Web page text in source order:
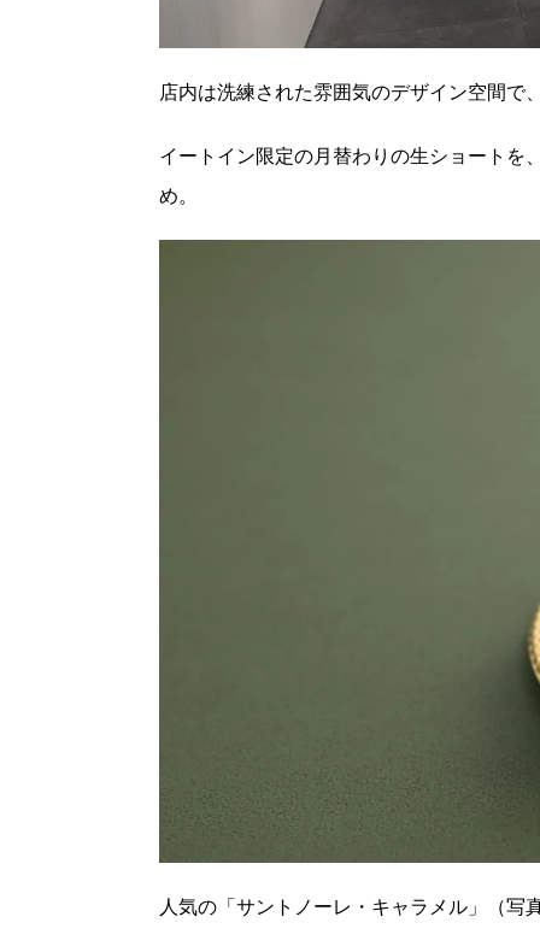
店内は洗練された雰囲気のデザイン空間で
イートイン限定の月替わりの生ショートを
め。
人気の「サントノーレ・キャラメル」（写